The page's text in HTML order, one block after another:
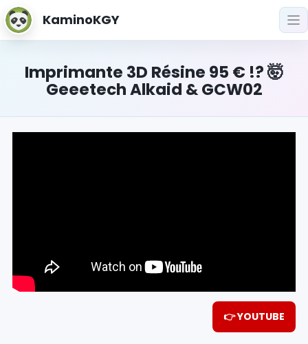
KaminoKGY
Imprimante 3D Résine 95 € !? 🤯
Geeetech Alkaid & GCW02
👉 YOUTUBE